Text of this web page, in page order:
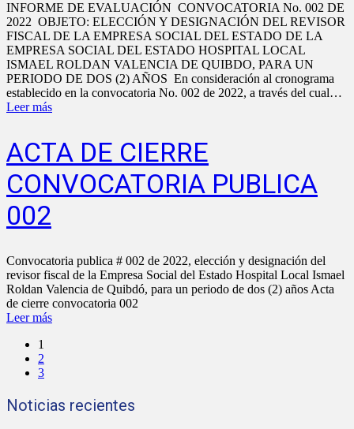
INFORME DE EVALUACIÓN CONVOCATORIA No. 002 DE
2022 OBJETO: ELECCIÓN Y DESIGNACIÓN DEL REVISOR
FISCAL DE LA EMPRESA SOCIAL DEL ESTADO DE LA
EMPRESA SOCIAL DEL ESTADO HOSPITAL LOCAL
ISMAEL ROLDAN VALENCIA DE QUIBDO, PARA UN
PERIODO DE DOS (2) AÑOS En consideración al cronograma
establecido en la convocatoria No. 002 de 2022, a través del cual…
Leer más
ACTA DE CIERRE
CONVOCATORIA PUBLICA
002
Convocatoria publica # 002 de 2022, elección y designación del
revisor fiscal de la Empresa Social del Estado Hospital Local Ismael
Roldan Valencia de Quibdó, para un periodo de dos (2) años Acta
de cierre convocatoria 002
Leer más
1
2
3
Noticias recientes